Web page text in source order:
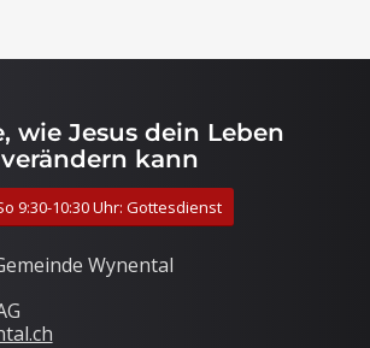
wie Jesus dein Leben
verändern kann
9:30-10:30 Uhr: Gottesdienst
Wynental